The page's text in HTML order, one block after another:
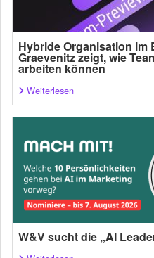
Hybride Organisation im
Graevenitz zeigt, wie
arbeiten können
Weiterlesen
W&V sucht die „AI